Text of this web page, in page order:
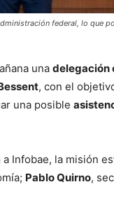
federal, lo que
una delegación
, con el
una posible
a Infobae, la misión
Pablo Quirno,